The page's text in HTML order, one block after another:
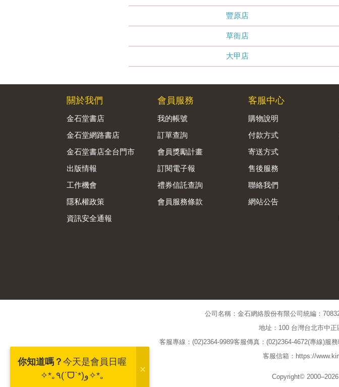
豐原店
草衙店
大甲店
關於我們
金石堂書店
金石堂網路書店
金石堂書店全台門市
出版情報
工作機會
隱私權政策
資訊安全通報
會員服務
我的帳號
訂單查詢
會員獎勵計畫
訂閱電子報
禮券信託查詢
會員服務條款
客服中心
購物說明
付款方式
寄送方式
售後服務
聯絡我們
網站公告
公司名稱：金石網絡股份有限公司 統編：
地址：100 台灣台北市中
客服專線：(02)2364-9989客服傳真：(02)2364-4672(專線)服
客服信箱：https://
Copyright©
你知道嗎？ 今天是會員日喔
✧*｡٩(ˊᗜˋ*)و✧*｡